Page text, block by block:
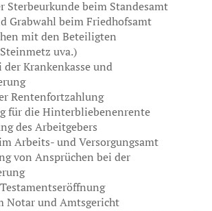
Sterbeurkunde beim Standesamt
Grabwahl beim Friedhofsamt
mit den Beteiligten
uva.)
Krankenkasse und
Rentenfortzahlung
für die Hinterbliebenenrente
des Arbeitgebers
Arbeits- und Versorgungsamt
von Ansprüchen bei der
Notar und Amtsgericht